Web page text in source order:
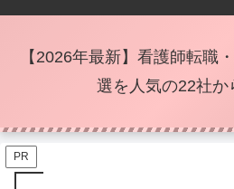
【2026年最新】看護師転職
選を人気の22社か
PR